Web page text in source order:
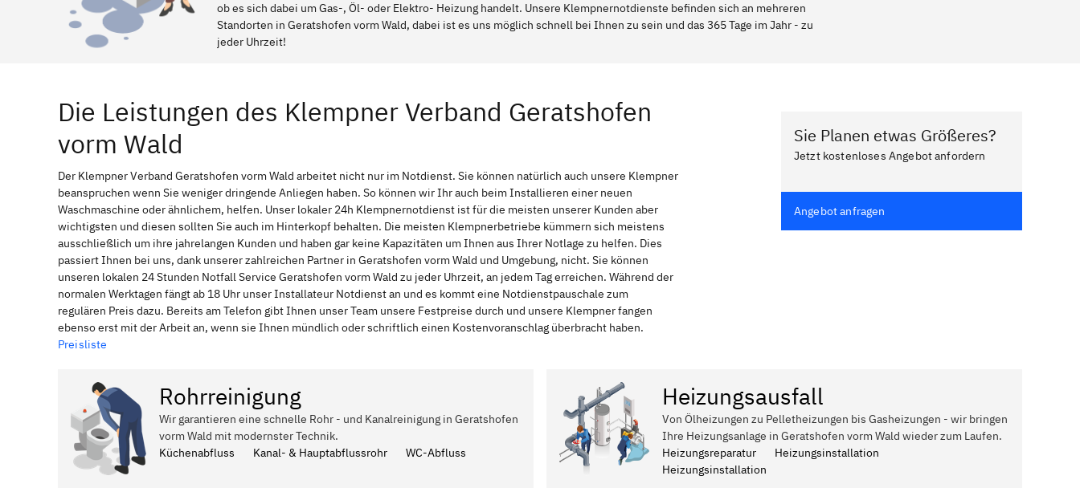
ob es sich dabei um Gas-, Öl- oder Elektro- Heizung handelt. Unsere Klempnernotdienste befinden sich an mehreren
Standorten in Geratshofen vorm Wald, dabei ist es uns möglich schnell bei Ihnen zu sein und das 365 Tage im Jahr - zu
jeder Uhrzeit!
Die Leistungen des Klempner Verband Geratshofen
vorm Wald
Der Klempner Verband Geratshofen vorm Wald arbeitet nicht nur im Notdienst. Sie können natürlich auch unsere Klempner
beanspruchen wenn Sie weniger dringende Anliegen haben. So können wir Ihr auch beim Installieren einer neuen
Waschmaschine oder ähnlichem, helfen. Unser lokaler 24h Klempnernotdienst ist für die meisten unserer Kunden aber
wichtigsten und diesen sollten Sie auch im Hinterkopf behalten. Die meisten Klempnerbetriebe kümmern sich meistens
ausschließlich um ihre jahrelangen Kunden und haben gar keine Kapazitäten um Ihnen aus Ihrer Notlage zu helfen. Dies
passiert Ihnen bei uns, dank unserer zahlreichen Partner in Geratshofen vorm Wald und Umgebung, nicht. Sie können
unseren lokalen 24 Stunden Notfall Service Geratshofen vorm Wald zu jeder Uhrzeit, an jedem Tag erreichen. Während der
normalen Werktagen fängt ab 18 Uhr unser Installateur Notdienst an und es kommt eine Notdienstpauschale zum
regulären Preis dazu. Bereits am Telefon gibt Ihnen unser Team unsere Festpreise durch und unsere Klempner fangen
ebenso erst mit der Arbeit an, wenn sie Ihnen mündlich oder schriftlich einen Kostenvoranschlag überbracht haben.
Preisliste
Sie Planen etwas Größeres?
Jetzt kostenloses Angebot anfordern
Angebot anfragen
Rohrreinigung
Wir garantieren eine schnelle Rohr - und Kanalreinigung in Geratshofen
vorm Wald mit modernster Technik.
Küchenabfluss
Kanal- & Hauptabflussrohr WC-Abfluss
Heizungsausfall
Von Ölheizungen zu Pelletheizungen bis Gasheizungen - wir bringen
Ihre Heizungsanlage in Geratshofen vorm Wald wieder zum Laufen.
Heizungsreparatur
Heizungsinstallation
Heizungsinstallation